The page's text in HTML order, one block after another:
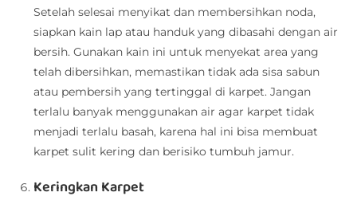
Setelah selesai menyikat dan membersihkan noda,
siapkan kain lap atau handuk yang dibasahi dengan air
bersih. Gunakan kain ini untuk menyekat area yang
telah dibersihkan, memastikan tidak ada sisa sabun
atau pembersih yang tertinggal di karpet. Jangan
terlalu banyak menggunakan air agar karpet tidak
menjadi terlalu basah, karena hal ini bisa membuat
karpet sulit kering dan berisiko tumbuh jamur.
Keringkan Karpet